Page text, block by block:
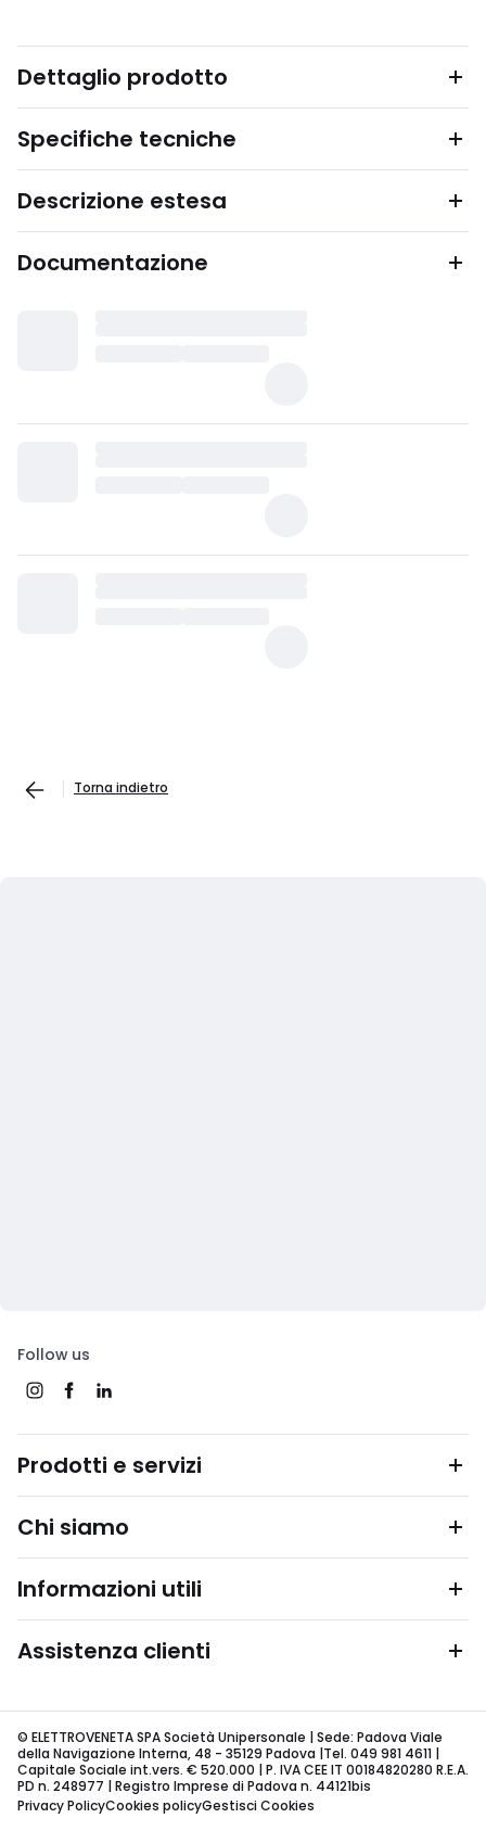
Dettaglio prodotto
Specifiche tecniche
Descrizione estesa
Documentazione
Torna indietro
Follow us
Prodotti e servizi
Chi siamo
Informazioni utili
Assistenza clienti
© ELETTROVENETA SPA Società Unipersonale | Sede: Padova Viale
della Navigazione Interna, 48 - 35129 Padova |Tel. 049 981 4611 |
Capitale Sociale int.vers. € 520.000 | P. IVA CEE IT 00184820280 R.E.A.
PD n. 248977 | Registro Imprese di Padova n. 44121bis
Privacy PolicyCookies policyGestisci Cookies